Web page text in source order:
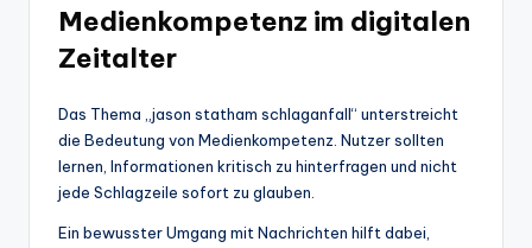
Medienkompetenz im digitalen
Zeitalter
Das Thema „jason statham schlaganfall“ unterstreicht
die Bedeutung von Medienkompetenz. Nutzer sollten
lernen, Informationen kritisch zu hinterfragen und nicht
jede Schlagzeile sofort zu glauben.
Ein bewusster Umgang mit Nachrichten hilft dabei,